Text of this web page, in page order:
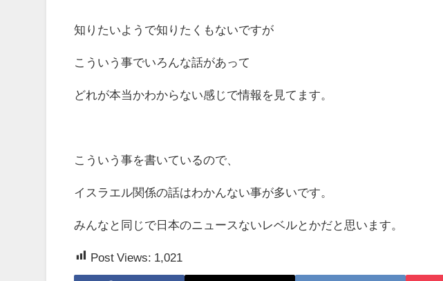
知りたいようで知りたくもないですが
こういう事でいろんな話があって
どれが本当かわからない感じで情報を見てます。
こういう事を書いているので、
イスラエル関係の話はわかんない事が多いです。
みんなと同じで日本のニュースないレベルとかだと思います。
Post Views: 1,021